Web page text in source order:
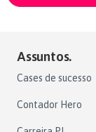
Assuntos.
Cases de sucesso
Contador Hero